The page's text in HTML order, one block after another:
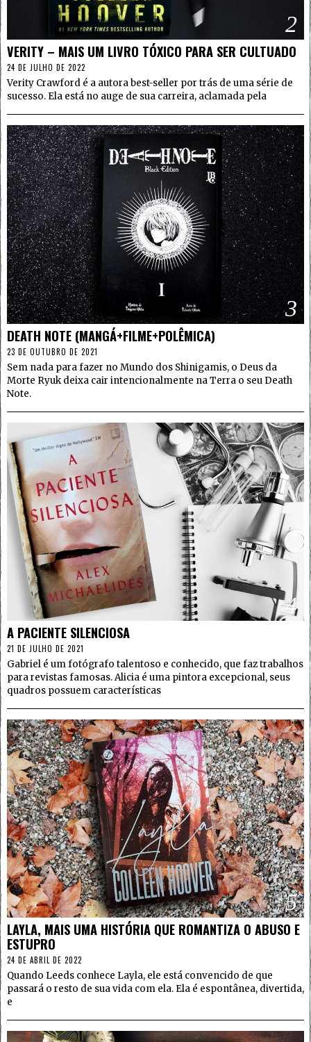
2
VERITY – MAIS UM LIVRO TÓXICO PARA SER CULTUADO
24 DE JULHO DE 2022
Verity Crawford é a autora best-seller por trás de uma série de
sucesso. Ela está no auge de sua carreira, aclamada pela
3
DEATH NOTE (MANGÁ+FILME+POLÊMICA)
23 DE OUTUBRO DE 2021
Sem nada para fazer no Mundo dos Shinigamis, o Deus da
Morte Ryuk deixa cair intencionalmente na Terra o seu Death
Note.
4
A PACIENTE SILENCIOSA
21 DE JULHO DE 2021
Gabriel é um fotógrafo talentoso e conhecido, que faz trabalhos
para revistas famosas. Alicia é uma pintora excepcional, seus
quadros possuem características
5
LAYLA, MAIS UMA HISTÓRIA QUE ROMANTIZA O ABUSO E
ESTUPRO
24 DE ABRIL DE 2022
Quando Leeds conhece Layla, ele está convencido de que
passará o resto de sua vida com ela. Ela é espontânea, divertida,
e